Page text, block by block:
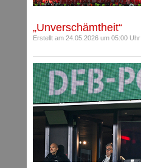
„Unverschämtheit“
Erstellt am 24.05.2026 um 05:00 Uhr